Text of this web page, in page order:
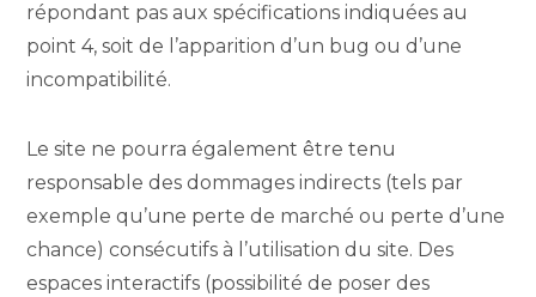
répondant pas aux spécifications indiquées au
point 4, soit de l’apparition d’un bug ou d’une
incompatibilité.
Le site ne pourra également être tenu
responsable des dommages indirects (tels par
exemple qu’une perte de marché ou perte d’une
chance) consécutifs à l’utilisation du site. Des
espaces interactifs (possibilité de poser des